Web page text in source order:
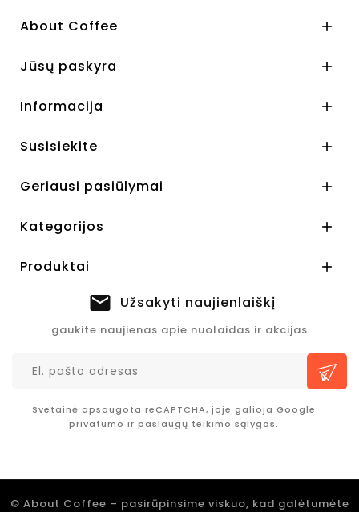
About Coffee 
Jūsų paskyra 
Informacija 
Susisiekite 
Geriausi pasiūlymai 
Kategorijos 
Produktai 
Užsakyti naujienlaiškį
gaukite naujienas apie nuolaidas ir akcijas
Svetainė apsaugota reCAPTCHA, joje galioja Google
privatumo ir paslaugų teikimo sąlygos.
© About Coffee – pasirūpinsime viskuo, kad galėtumėte